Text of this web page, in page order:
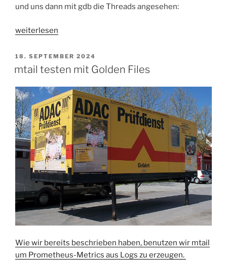
und uns dann mit gdb die Threads angesehen:
„MySQL-
finden
—
ohne
Profiling“
weiterlesen
VERÖFFENTLICHT
AM
18. SEPTEMBER 2024
mtail testen mit Golden Files
Wie wir bereits beschrieben haben, benutzen wir mtail
um Prometheus-Metrics aus Logs zu erzeugen.